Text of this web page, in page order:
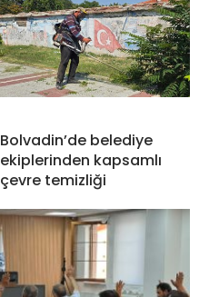
Bolvadin’de belediye
ekiplerinden kapsamlı
çevre temizliği